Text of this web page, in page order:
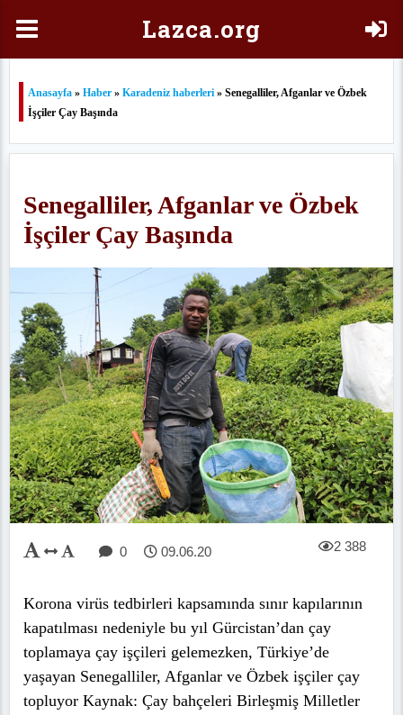
Lazca.org
Anasayfa » Haber » Karadeniz haberleri » Senegalliler, Afganlar ve Özbek
İşçiler Çay Başında
Senegalliler, Afganlar ve Özbek
İşçiler Çay Başında
0 09.06.20 2 388
Korona virüs tedbirleri kapsamında sınır kapılarının
kapatılması nedeniyle bu yıl Gürcistan’dan çay
toplamaya çay işçileri gelemezken, Türkiye’de
yaşayan Senegalliler, Afganlar ve Özbek işçiler çay
topluyor Kaynak: Çay bahçeleri Birleşmiş Milletler